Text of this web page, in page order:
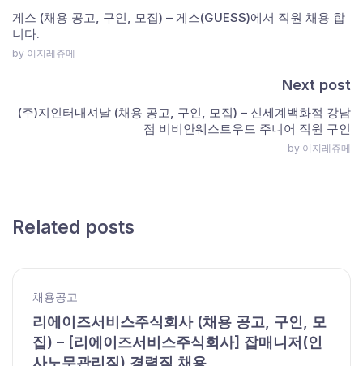
게스 (채용 공고, 구인, 모집) – 게스(GUESS)에서 직원 채용 합
니다.
by 이지레쥬메
Next post
(주)지인터내셔날 (채용 공고, 구인, 모집) – 신세계백화점 강남
점 비비안웨스트우드 주니어 직원 구인
by 이지레쥬메
Related posts
채용공고
리에이즈서비스주식회사 (채용 공고, 구인, 모
집) – [리에이즈서비스주식회사] 잡매니저(인